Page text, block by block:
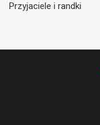
Przyjaciele i randki